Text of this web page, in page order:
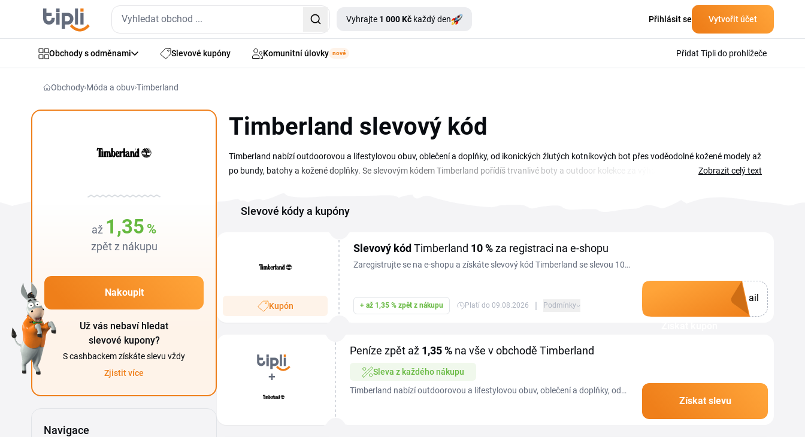
Vyhrajte 1 000 Kč každý den Přihlásit se Vytvořit účet
Obchody s odměnami Slevové kupóny Komunitní úlovky nové Přidat Tipli do prohlížeče
Obchody Móda a obuvTimberland
až 1,35 %
zpět z nákupu
Nakoupit
Už vás nebaví hledat
slevové kupony?
S cashbackem získáte slevu vždy
Zjistit více
Navigace
Timberland slevový kód
Timberland nabízí outdoorovou a lifestylovou obuv, oblečení a doplňky, od ikonických žlutých kotníkových bot přes voděodolné kožené modely až
po bundy, batohy a kožené doplňky. Se slevovým kódem Timberland pořídíš trvanlivé boty a outdoor kolekce za výhodnější ceny. Na této stránce
Zobrazit celý text
Slevové kódy a kupóny
Kupón
Slevový kód Timberland 10 %za registraci na e-shopu
Zaregistrujte se na e-shopu a získáte slevový kód Timberland se slevou 10
+ až 1,35 % zpět z nákupu Platí do 09.08.2026 | Podmínky
ail
Peníze zpět až 1,35 % na vše v obchodě Timberland
Sleva z každého nákupu
Timberland nabízí outdoorovou a lifestylovou obuv, oblečení a doplňky, od
Získat slevu